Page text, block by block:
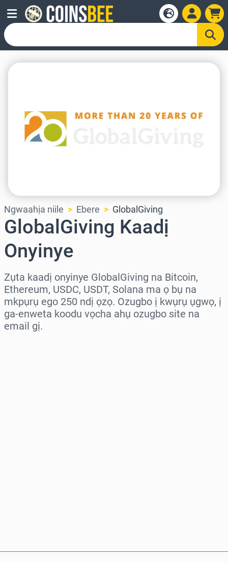
Ngwaahịa niile Ebere GlobalGiving
GlobalGiving Kaadị
Onyinye
Zụta kaadị onyinye GlobalGiving na Bitcoin,
Ethereum, USDC, USDT, Solana ma ọ bụ na
mkpụrụ ego 250 ndị ọzọ. Ozugbo ị kwụrụ ụgwọ, ị
ga-enweta koodu vọcha ahụ ozugbo site na
email gị.